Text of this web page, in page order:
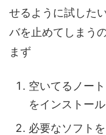
せるように試した
バを止めてしまう
まず
空いてるノー
をインストール
必要なソフト